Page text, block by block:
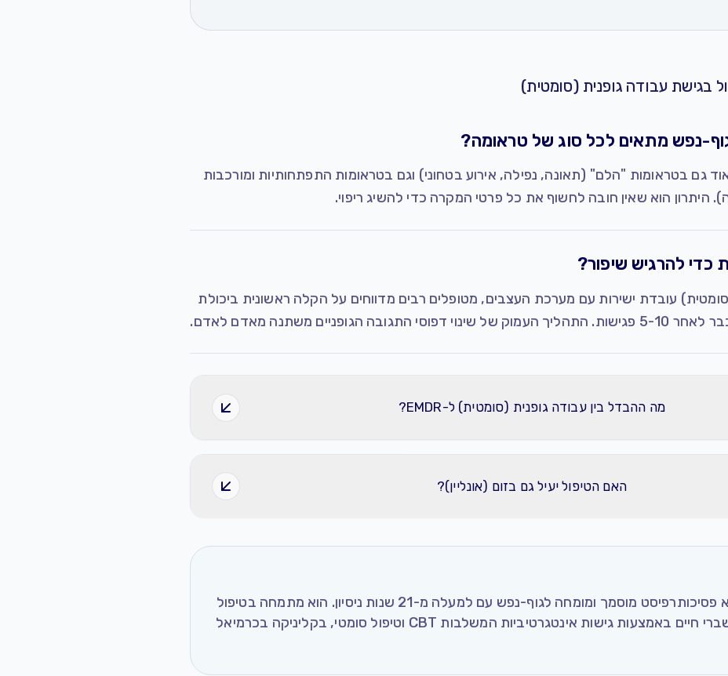
בגישת עבודה גופנית (סומטית)
נפש מתאים לכל סוג של טראומה?
גם בטראומות "הלם" (תאונה, נפילה, אירוע בטחוני) וגם בטראומות התפתחותיות ומורכבות
היתרון הוא שאין חובה לחשוף את כל פרטי המקרה כדי להשיג ריפוי.
כדי להרגיש שיפור?
עובדת ישירות עם מערכת העצבים, מטופלים רבים מדווחים על הקלה ראשונית ביכולת
הגופניים משתנה מאדם לאדם.
מה ההבדל בין עבודה גופנית (סומטית) ל-EMDR?
האם הטיפול יעיל גם בזום (אונליין)?
, הוא פסיכותרפיסט מוסמך ומומחה לגוף-נפש עם למעלה מ-21 שנות ניסיון. הוא מתמחה בטיפול
בטראומה, חרדה ומשברי חיים באמצעות גישות אינטגרטיביות המשלבות CBT וטיפול סומטי, בקליניקה בכרמיאל